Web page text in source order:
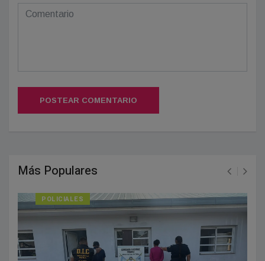
POSTEAR COMENTARIO
Más Populares
POLICIALES